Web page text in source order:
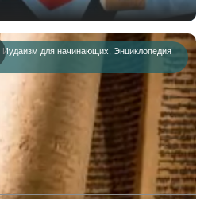
Иудаизм для начинающих Энциклопедия